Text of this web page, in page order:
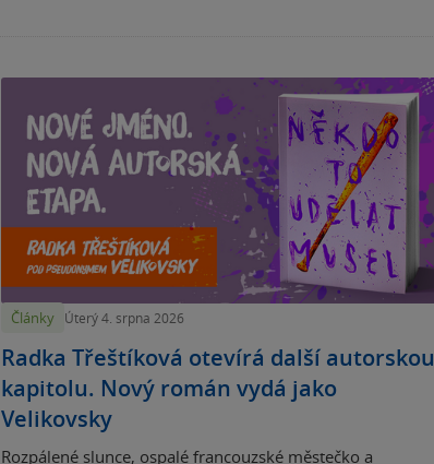
Články Úterý 4. srpna 2026
Radka Třeštíková otevírá další autorskou
kapitolu. Nový román vydá jako
Velikovsky
Rozpálené slunce, ospalé francouzské městečko a